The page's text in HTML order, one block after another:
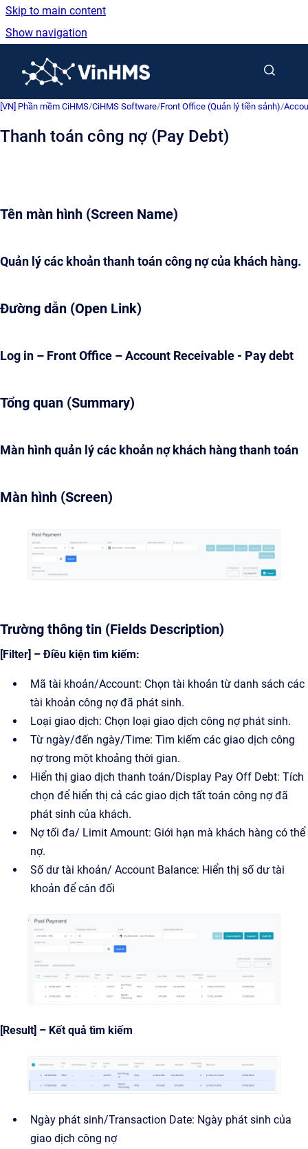
Skip to main content
Show navigation
[VN] Phần mềm CiHMS/CiHMS Software/Front Office (Quản lý tiền sảnh)/
Thanh toán công nợ (Pay Debt)
Tên màn hình (Screen Name)
Quản lý các khoản thanh toán công nợ của khách hàng.
Đường dẫn (Open Link)
Log in – Front Office – Account Receivable - Pay debt
Tổng quan (Summary)
Màn hình quản lý các khoản nợ khách hàng thanh toán
Màn hình (Screen)
Trường thông tin (Fields Description)
[Filter] – Điều kiện tìm kiếm:
Mã tài khoản/Account: Chọn tài khoản từ danh sách các
tài khoản công nợ đã phát sinh.
Loại giao dịch: Chọn loại giao dịch công nợ phát sinh.
Từ ngày/đến ngày/Time: Tìm kiếm các giao dịch công
nợ trong một khoảng thời gian.
Hiển thị giao dịch thanh toán/Display Pay Off Debt: Tích
chọn để hiển thị cả các giao dịch tất toán công nợ đã
phát sinh của khách.
Nợ tối đa/ Limit Amount: Giới hạn mà khách hàng có thể
nợ.
Số dư tài khoản/ Account Balance: Hiển thị số dư tài
khoản để cân đối
[Result] – Kết quả tìm kiếm
Ngày phát sinh/Transaction Date: Ngày phát sinh của
giao dịch công nợ